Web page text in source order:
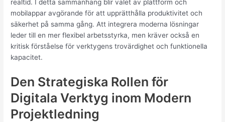
realtid. I detta sammanhang blir valet av plattform och
mobilappar avgörande för att upprätthålla produktivitet och
säkerhet på samma gång. Att integrera moderna lösningar
leder till en mer flexibel arbetsstyrka, men kräver också en
kritisk förståelse för verktygens trovärdighet och funktionella
kapacitet.
Den Strategiska Rollen för
Digitala Verktyg inom Modern
Projektledning